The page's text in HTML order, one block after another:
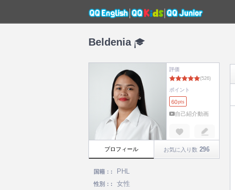
Beldenia
評価
ポイント
60pts
自己紹介動画
プロフィール お気に入り数 296
国籍：: PHL
性別：: 女性